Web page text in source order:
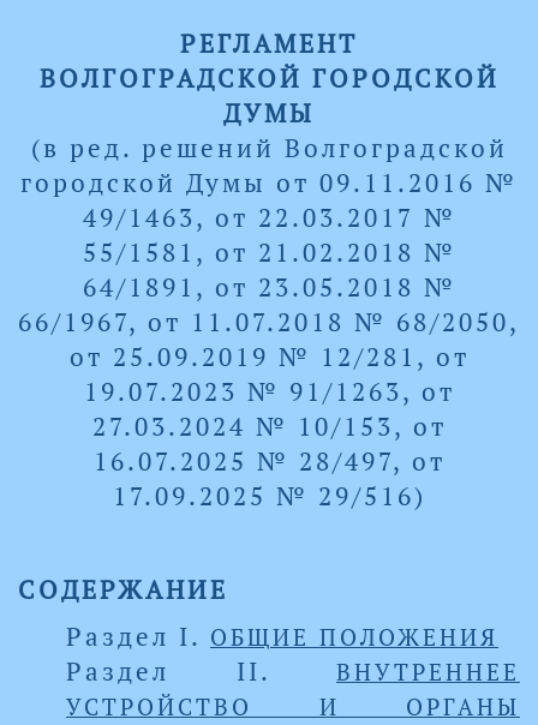
РЕГЛАМЕНТ
ВОЛГОГРАДСКОЙ ГОРОДСКОЙ
ДУМЫ
(в ред. решений Волгоградской
городской Думы от 09.11.2016 №
49/1463, от 22.03.2017 №
55/1581, от 21.02.2018 №
64/1891, от 23.05.2018 №
66/1967, от 11.07.2018 № 68/2050,
от 25.09.2019 № 12/281, от
19.07.2023 № 91/1263, от
27.03.2024 № 10/153, от
16.07.2025 № 28/497, от
17.09.2025 № 29/516)
СОДЕРЖАНИЕ
Раздел I. ОБЩИЕ ПОЛОЖЕНИЯ
Раздел II. ВНУТРЕННЕЕ
УСТРОЙСТВО И ОРГАНЫ